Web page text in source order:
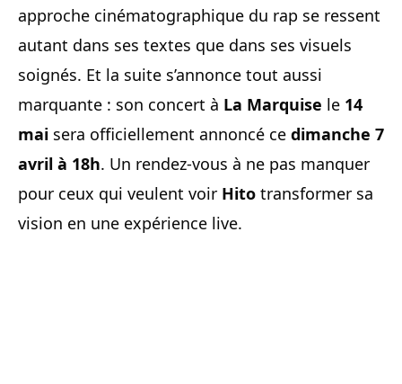
approche cinématographique du rap se ressent
autant dans ses textes que dans ses visuels
soignés. Et la suite s’annonce tout aussi
marquante : son concert à La Marquise le 14
mai sera officiellement annoncé ce dimanche 7
avril à 18h. Un rendez-vous à ne pas manquer
pour ceux qui veulent voir Hito transformer sa
vision en une expérience live.